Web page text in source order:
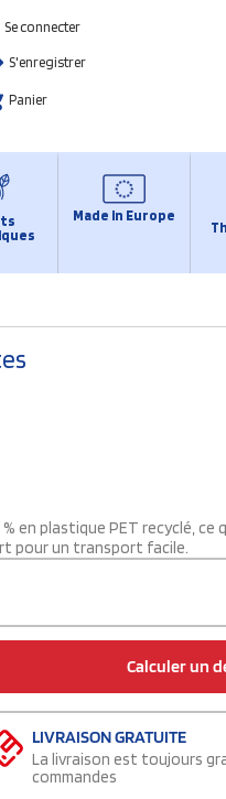
Se connecter
S'enregistrer
Panier
Made in Europe
en plastique PET recyclé, ce
pour un transport facile.
Calculer un
LIVRAISON GRATUITE
La livraison est toujours
commandes